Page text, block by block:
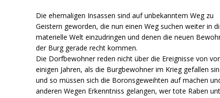
Die ehemaligen Insassen sind auf unbekanntem Weg zu
Geistern geworden, die nun einen Weg suchen weiter in
materielle Welt einzudringen und denen die neuen
der Burg gerade recht kommen.
Die Dorfbewohner reden nicht über die Ereignisse von vor
einigen Jahren, als die Burgbewohner im Krieg gefallen
und so müssen sich die Boronsgeweihten auf machen
anderen Wegen Erkenntniss gelangen, wer tote Raben